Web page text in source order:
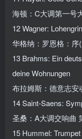
海顿：C大调第一号
12 Wagner:
华格纳：罗恩格：序
13 Brahms: Ein
deine Wohnungen
布拉姆斯：德意志
14 Saint-Saens:
圣桑：A大调交响曲
15 Hummel: